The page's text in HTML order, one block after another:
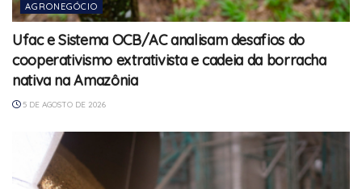
AGRONEGÓCIO
Ufac e Sistema OCB/AC analisam desafios do
cooperativismo extrativista e cadeia da borracha
nativa na Amazônia
5 DE AGOSTO DE 2026